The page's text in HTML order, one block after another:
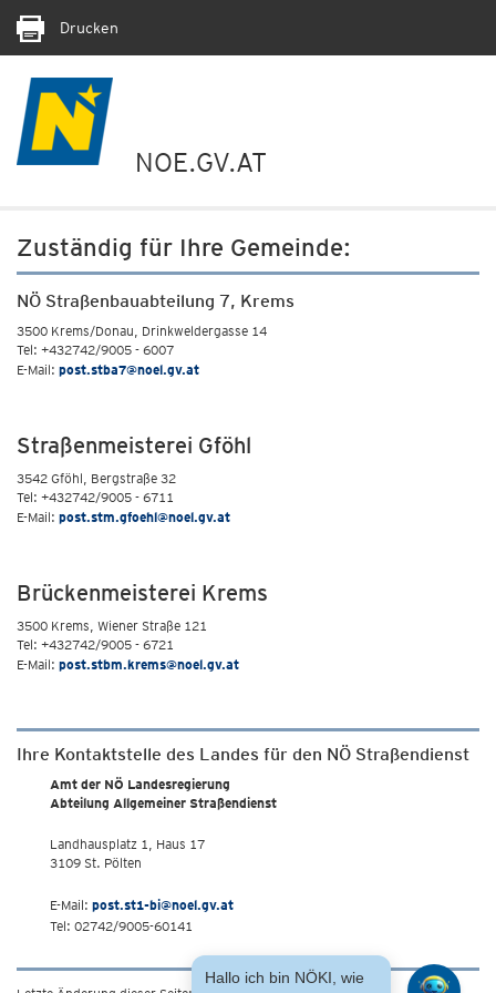
Drucken
NOE.GV.AT
Zuständig für Ihre Gemeinde:
NÖ Straßenbauabteilung 7, Krems
3500 Krems/Donau, Drinkweldergasse 14
Tel: +432742/9005 - 6007
E-Mail: post.stba7@noel.gv.at
Straßenmeisterei Gföhl
3542 Gföhl, Bergstraße 32
Tel: +432742/9005 - 6711
E-Mail: post.stm.gfoehl@noel.gv.at
Brückenmeisterei Krems
3500 Krems, Wiener Straße 121
Tel: +432742/9005 - 6721
E-Mail: post.stbm.krems@noel.gv.at
Ihre Kontaktstelle des Landes für den NÖ Straßendienst
Amt der NÖ Landesregierung
Abteilung Allgemeiner Straßendienst
Landhausplatz 1, Haus 17
3109 St. Pölten
E-Mail: post.st1-bi@noel.gv.at
Tel: 02742/9005-60141
Hallo ich bin NÖKI, wie